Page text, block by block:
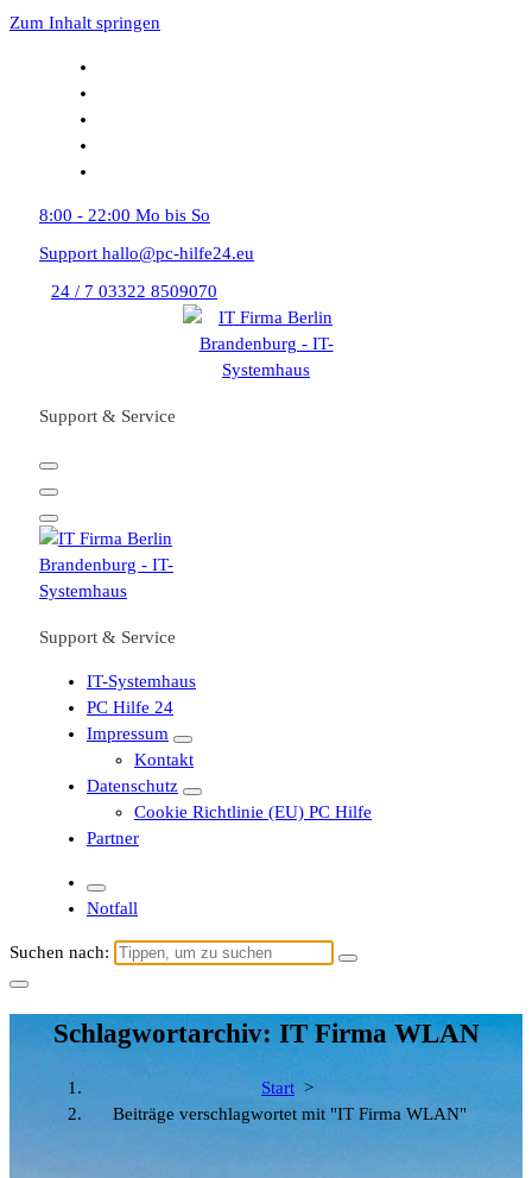
Zum Inhalt springen
8:00 - 22:00 Mo bis So
Support hallo@pc-hilfe24.eu
24 / 7 03322 8509070
Support & Service
Support & Service
IT-Systemhaus
PC Hilfe 24
Impressum
Kontakt
Datenschutz
Cookie Richtlinie (EU) PC Hilfe
Partner
Notfall
Suchen nach:
Schlagwortarchiv: IT Firma WLAN
Start >
Beiträge verschlagwortet mit "IT Firma WLAN"